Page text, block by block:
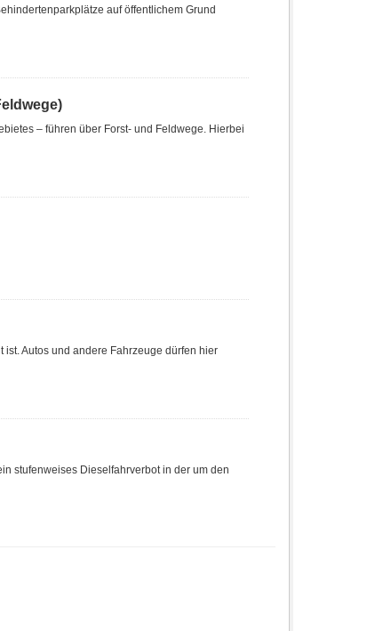
auf öffentlichem Grund
– führen über Forst- und Feldwege. Hierbei
Autos und andere Fahrzeuge dürfen hier
stufenweises Dieselfahrverbot in der um den